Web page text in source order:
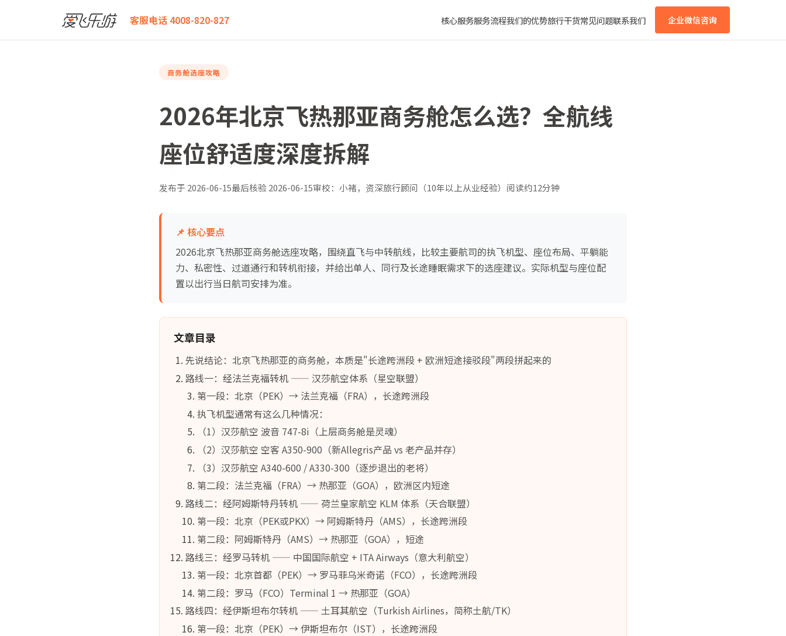
客服电话 4008-820-827 核心服务服务流程我们的优势旅行干货常见问题联系我们 企业微信咨询
爱飞乐游 2026年北京飞热那亚商务舱怎么选？全航线座位舒适度深度拆解
商务舱选座攻略
2026年北京飞热那亚商务舱怎么选？全航线
座位舒适度深度拆解
发布于 2026-06-15最后核验2026-06-15审校：小褚，资深旅行顾问（10年以上从业经验） 阅读约12分钟
📌 核心要点
2026北京飞热那亚商务舱选座攻略，围绕直飞与中转航线，比较主要航司的执飞机型、座位布局、平躺能
力、私密性、过道通行和转机衔接，并给出单人、同行及长途睡眠需求下的选座建议。实际机型与座位配
置以出行当日航司安排为准。
文章目录
先说结论：北京飞热那亚的商务舱，本质是"长途跨洲段 + 欧洲短途接驳段"两段拼起来的
路线一：经法兰克福转机 —— 汉莎航空体系（星空联盟）
第一段：北京（PEK）→ 法兰克福（FRA），长途跨洲段
执飞机型通常有这么几种情况：
（1）汉莎航空 波音 747-8i（上层商务舱是灵魂）
（2）汉莎航空 空客 A350-900（新Allegris产品 vs 老产品并存）
（3）汉莎航空 A340-600 / A330-300（逐步退出的老将）
第二段：法兰克福（FRA）→ 热那亚（GOA），欧洲区内短途
路线二：经阿姆斯特丹转机 —— 荷兰皇家航空 KLM 体系（天合联盟）
第一段：北京（PEK或PKX）→ 阿姆斯特丹（AMS），长途跨洲段
第二段：阿姆斯特丹（AMS）→ 热那亚（GOA），短途
路线三：经罗马转机 —— 中国国际航空 + ITA Airways（意大利航空）
第一段：北京首都（PEK）→ 罗马菲乌米奇诺（FCO），长途跨洲段
第二段：罗马（FCO）Terminal 1 → 热那亚（GOA）
路线四：经伊斯坦布尔转机 —— 土耳其航空（Turkish Airlines，简称土航/TK）
第一段：北京（PEK）→ 伊斯坦布尔（IST），长途跨洲段